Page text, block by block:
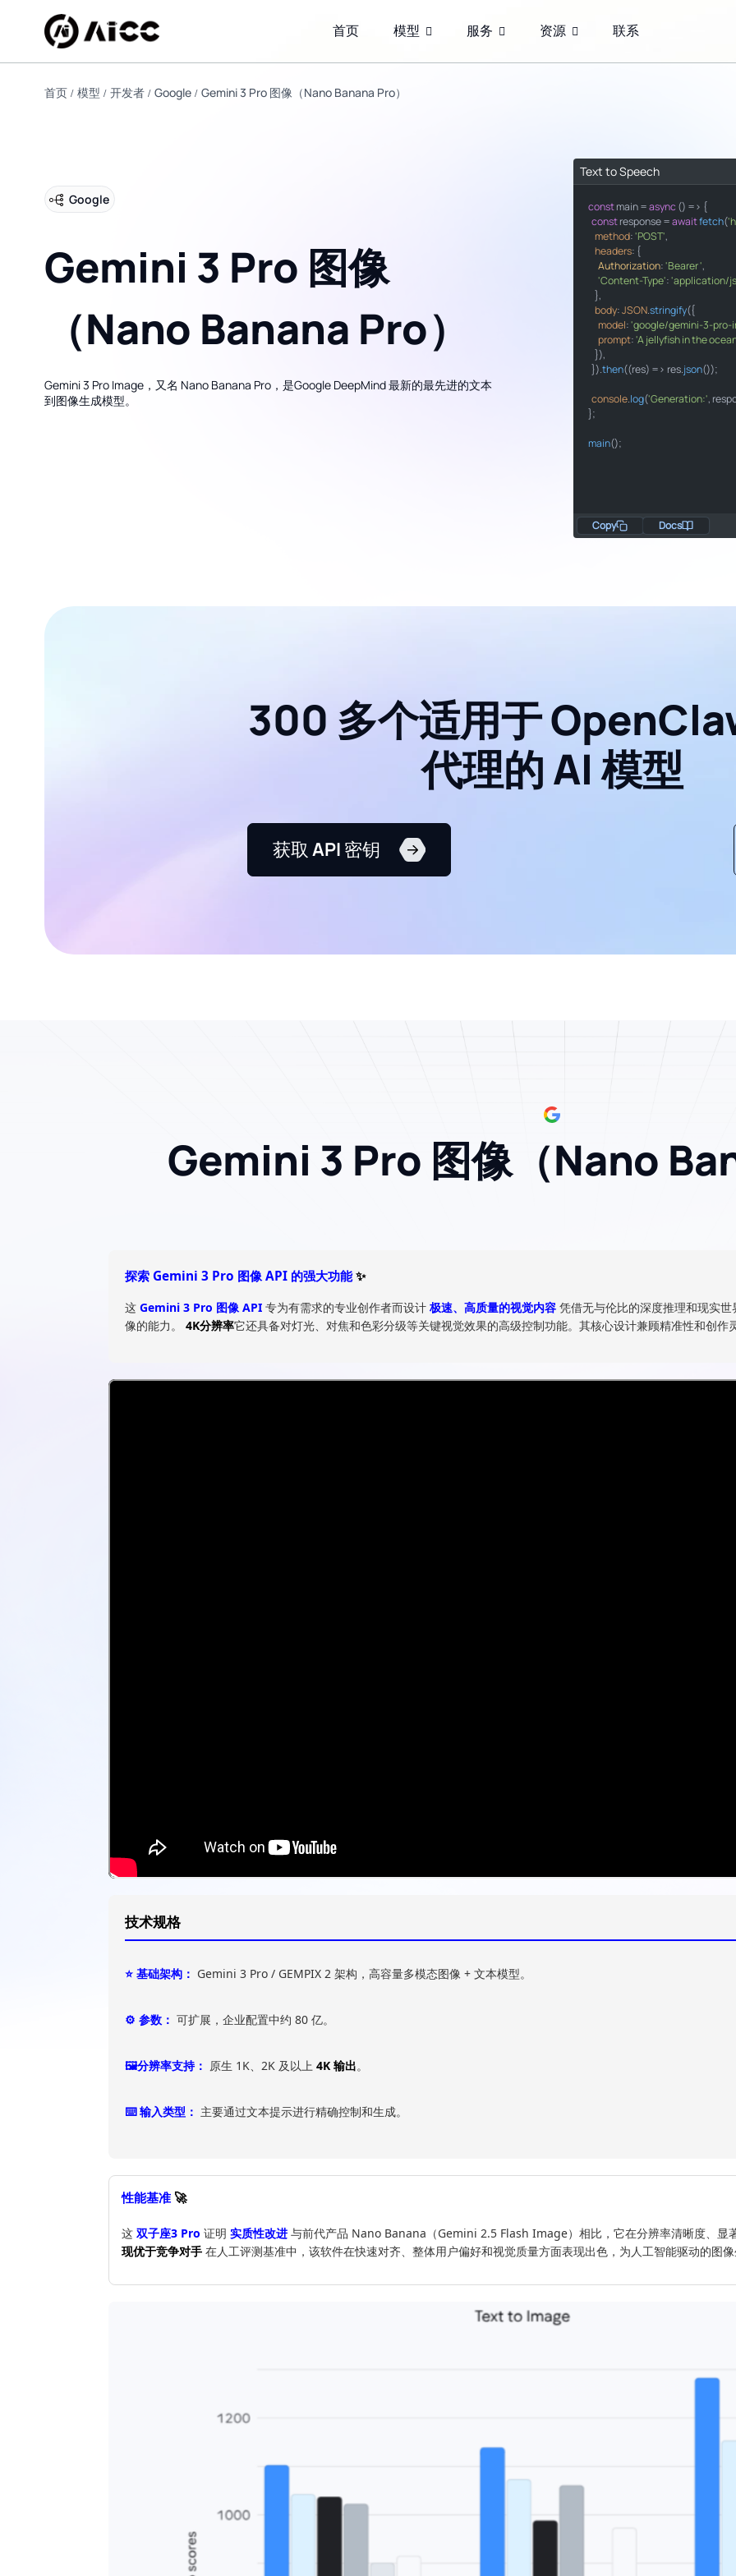
首页 模型 服务 资源 联系
首页 模型 开发者 Google Gemini 3 Pro 图像（Nano Banana Pro）
Google
Gemini 3 Pro 图像
（Nano Banana Pro）
Gemini 3 Pro Image，又名 Nano Banana Pro，是Google DeepMind 最新的最先进的文本
到图像生成模型。
Text to Speech
const main = async () => {
const response = awaitfetch(
method: 'POST',
headers: {
Authorization: 'Bearer ',
'Content-Type': 'application/
    },
body: JSON.stringify({
model: 'google/gemini-3-pro-
prompt: 'A jellyfish in the
    }),
  }).
then((res) => res.json());
console.log('Generation:',
};
main();
import requests
def main() :
    response =
post
"https://api.ai.cc/v1/images/
"Authorization" "Bearer "
"Content-Type"
"model" "Gemini 3 Pro 图像
if
"__main__"
Copy Docs
300 多个适用于
代理的 AI 模型
获取 API 密钥
Gemini 3 Pro 图像（Nano
探索 Gemini 3 Pro 图像 API 的强大功能✨
这 Gemini 3 Pro 图像 API 专为有需求的专业创作者而设计 极速、高质量的视觉内容 凭借无与伦比的深度推理和现实
像的能力。 4K分辨率它还具备对灯光、对焦和色彩分级等关键视觉效果的高级控制功能。其核心设计兼顾精准性和创
技术规格
⭐ 基础架构： Gemini 3 Pro / GEMPIX 2 架构，高容量多模态图像 + 文本模型。
⚙️ 参数： 可扩展，企业配置中约 80 亿。
🖼️分辨率支持： 原生 1K、2K 及以上 4K 输出。
⌨️ 输入类型： 主要通过文本提示进行精确控制和生成。
性能基准 🚀
这 双子座3 Pro 证明 实质性改进 与前代产品 Nano Banana（Gemini 2.5 Flash Image）相比，它在分辨率清晰度、显
现优于竞争对手 在人工评测基准中，该软件在快速对齐、整体用户偏好和视觉质量方面表现出色，为人工智能驱动的图